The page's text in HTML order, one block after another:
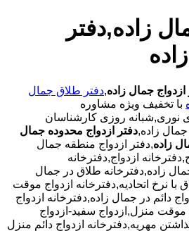
زاده,دفتر
ازدواج جمال زاده,دفتر طلاق جمال
با تخفیف ویژه مشاوره
آقای نوری,شبانه روزی کارشناسان
زاده,دفتر ازدواج محدوده جمال
زاده,دفتر ازدواج منطقه جمال
ازدواج,دفترخانه
زاده,دفترخانه طلاق در جمال
با نرخ اتحادیه,دفترخانه ازدواج موقت
دائم در جمال زاده,دفترخانه ازدواج
موقت منزل,ازدواج سفید-ازدواج
مهریه,دفترخانه ازدواج دائم منزل